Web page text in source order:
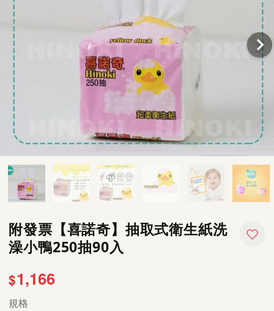
附發票【喜諾奇】抽取式衛生紙洗
澡小鴨250抽90入
$1,166
規格